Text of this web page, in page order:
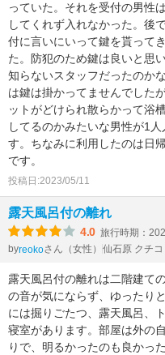
っていた。それを受付の男性
してくれず入れなかった。後
付に言いにいって鍵を貰って
た。防犯のため鍵は良いと思
知らないスタッフだったのか
は鍵は掛かってませんでした
ットがどけられ散らかって浴
してるのかみたいな男性が1
す。ちなみに利用したのは日
です。
投稿日:2023/05/11
露天風呂付の離れ
4.0 旅行時期：
byreokoさん（女性） 仙石原 クチ
露天風呂付の離れは二階建て
の音が気にならず、ゆったり
には掘りごたつ、露天風呂、
寝室があります。部屋は外の
りで、明るかったのも良かった